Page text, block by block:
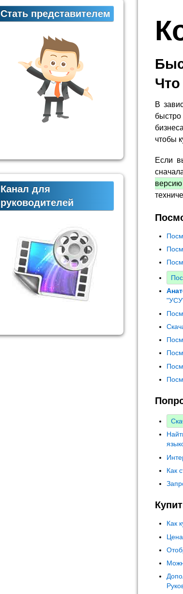
В
быстро
чтобы
Если
версию
Как
Как
Стать представителем
Канал для
руководителей